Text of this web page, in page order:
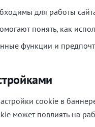
для работы
понять, как
функции и
cookie в
может повлиять на